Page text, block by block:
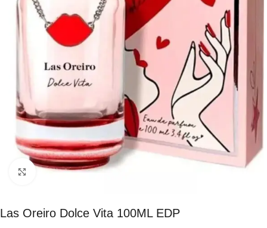
Click to enlarge
Las Oreiro Dolce Vita 100ML EDP